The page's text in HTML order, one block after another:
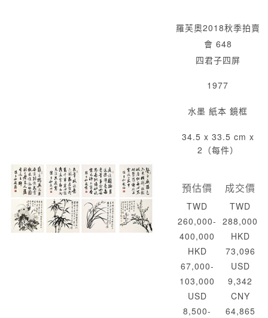
羅芙奧2018秋季拍賣
會 648
四君子四屏
1977
水墨 紙本 鏡框
34.5 x 33.5 cm x
2（每件）
預估價
TWD
260,000-
400,000
HKD
67,000-
103,000
USD
8,500-
成交價
TWD
288,000
HKD
73,096
USD
9,342
CNY
64,865